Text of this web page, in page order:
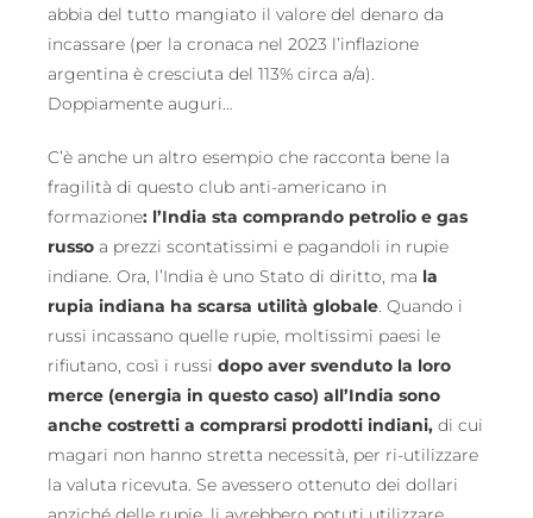
abbia del tutto mangiato il valore del denaro da
incassare (per la cronaca nel 2023 l’inflazione
argentina è cresciuta del 113% circa a/a).
Doppiamente auguri…
C’è anche un altro esempio che racconta bene la
fragilità di questo club anti-americano in
formazione: l’India sta comprando petrolio e gas
russo a prezzi scontatissimi e pagandoli in rupie
indiane. Ora, l’India è uno Stato di diritto, ma la
rupia indiana ha scarsa utilità globale. Quando i
russi incassano quelle rupie, moltissimi paesi le
rifiutano, così i russidopo aver svenduto la loro
merce (energia in questo caso) all’India sono
anche costretti a comprarsi prodotti indiani,di cui
magari non hanno stretta necessità, per ri-utilizzare
la valuta ricevuta. Se avessero ottenuto dei dollari